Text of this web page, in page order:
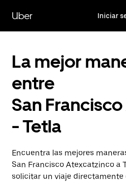
contenido
principal
Uber Iniciar
La mejor
entre
San
- Tetla
Encuentra las mejores
San Francisco Atexcatzinco a
solicitar un viaje